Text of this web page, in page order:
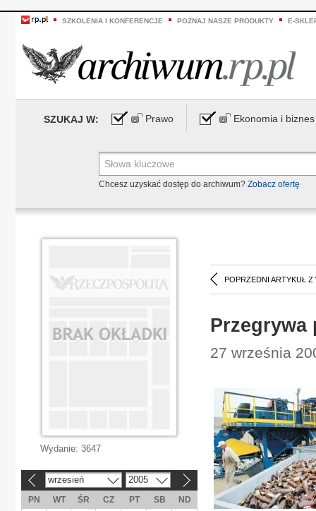
SZKOLENIA I KONFERENCJE POZNAJ NASZE PRODUKTY E-
SZUKAJ W: Prawo Ekonomia i biznes
Chcesz uzyskać dostęp do archiwum? Zobacz ofertę
POPRZEDNI ARTYKUŁ Z
Przegrywa
27 września
Wydanie: 3647
wrzesień 2005
PN WT ŚR CZ PT SB
ND